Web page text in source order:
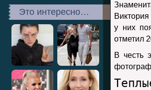
Это интересно…
у них
отметил
В честь